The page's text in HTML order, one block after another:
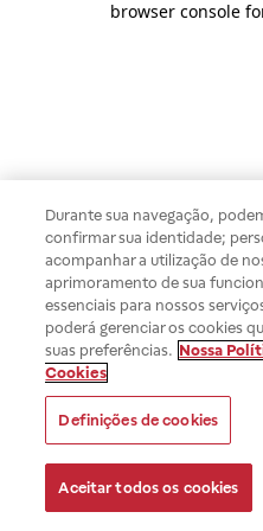
browser console
Durante sua navegação,
confirmar sua identidade;
acompanhar a utilização de
aprimoramento de sua
essenciais para nossos
poderá gerenciar os cookies
suas preferências. Nossa
Cookies
Definições de cookies
Aceitar todos os cookies